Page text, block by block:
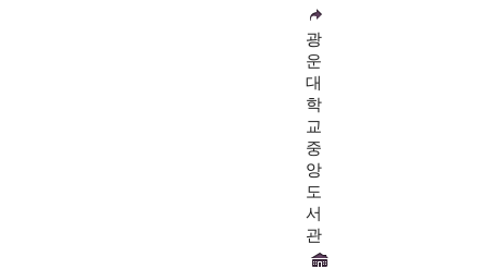
광
운
대
학
교
중
앙
도
서
관